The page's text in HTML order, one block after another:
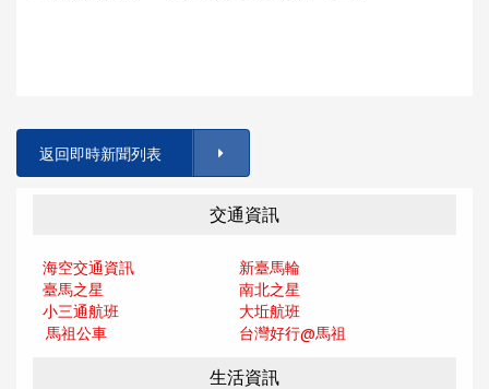
返回即時新聞列表
交通資訊
海空交通資訊
新臺馬輪
臺馬之星
南北之星
小三通航班
大坵航班
馬祖公車
台灣好行@馬祖
生活資訊